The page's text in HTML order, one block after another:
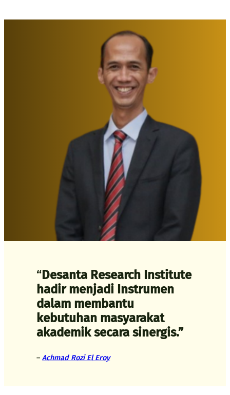
“ Desanta Research Institute
hadir menjadi Instrumen
dalam membantu
kebutuhan masyarakat
akademik secara sinergis.”
–Achmad Rozi El Eroy